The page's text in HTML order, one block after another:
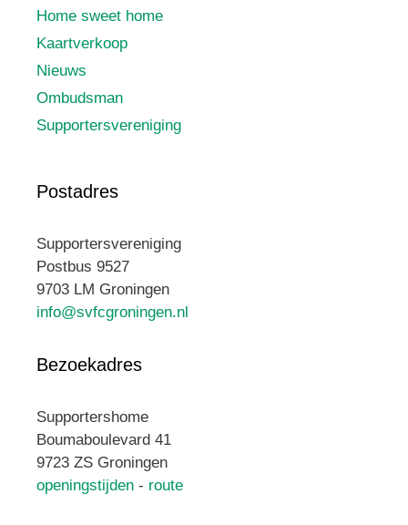
Home sweet home
Kaartverkoop
Nieuws
Ombudsman
Supportersvereniging
Postadres
Supportersvereniging
Postbus 9527
9703 LM Groningen
info@svfcgroningen.nl
Bezoekadres
Supportershome
Boumaboulevard 41
9723 ZS Groningen
openingstijden - route